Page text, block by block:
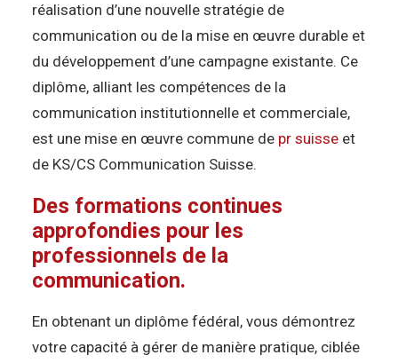
réalisation d’une nouvelle stratégie de
communication ou de la mise en œuvre durable et
du développement d’une campagne existante. Ce
diplôme, alliant les compétences de la
communication institutionnelle et commerciale,
est une mise en œuvre commune de pr suisse et
de KS/CS Communication Suisse.
Des formations continues
approfondies pour les
professionnels de la
communication.
En obtenant un diplôme fédéral, vous démontrez
votre capacité à gérer de manière pratique, ciblée